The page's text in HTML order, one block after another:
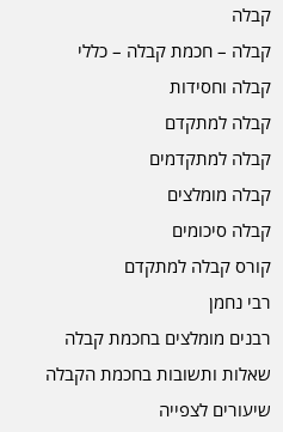
קבלה
קבלה – חכמת קבלה – כללי
קבלה וחסידות
קבלה למתקדם
קבלה למתקדמים
קבלה מומלצים
קבלה סיכומים
קורס קבלה למתקדם
רבי נחמן
רבנים מומלצים בחכמת קבלה
שאלות ותשובות בחכמת הקבלה
שיעורים לצפייה